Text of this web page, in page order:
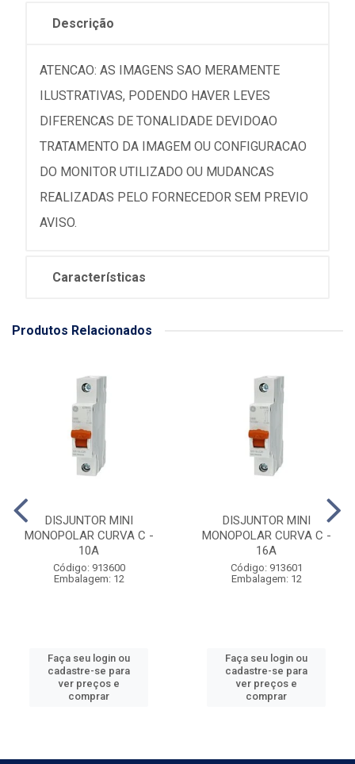
Descrição
ATENCAO: AS IMAGENS SAO MERAMENTE
ILUSTRATIVAS, PODENDO HAVER LEVES
DIFERENCAS DE TONALIDADE DEVIDOAO
TRATAMENTO DA IMAGEM OU CONFIGURACAO
DO MONITOR UTILIZADO OU MUDANCAS
REALIZADAS PELO FORNECEDOR SEM PREVIO
AVISO.
Características
Produtos Relacionados
DISJUNTOR MINI
MONOPOLAR CURVA C -
10A
Código: 913600
Embalagem: 12
Faça seu login ou
cadastre-se para
ver preços e
comprar
DISJUNTOR MINI
MONOPOLAR CURVA C -
16A
Código: 913601
Embalagem: 12
Faça seu login ou
cadastre-se para
ver preços e
comprar